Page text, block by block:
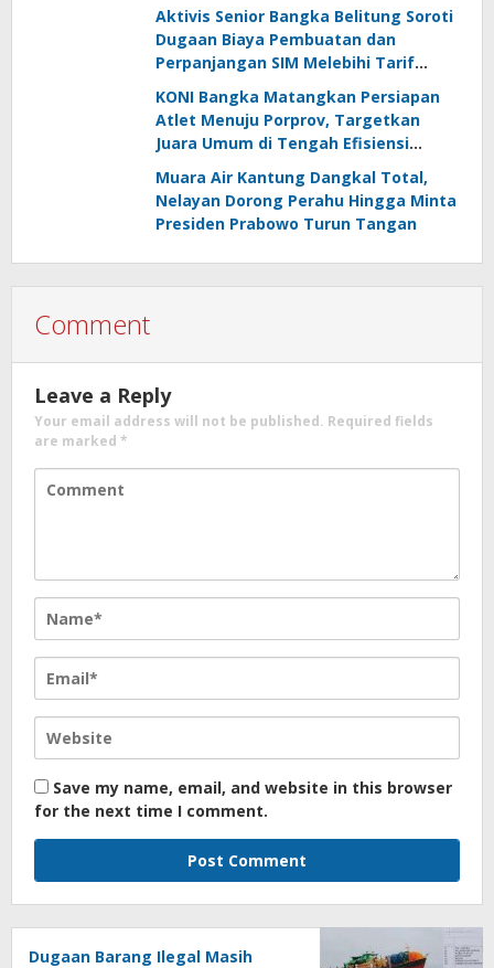
Panggilan
Aktivis Senior Bangka Belitung Soroti
Dugaan Biaya Pembuatan dan
Perpanjangan SIM Melebihi Tarif
Resmi, Kapolres Bangka Beri
Tanggapan
KONI Bangka Matangkan Persiapan
Atlet Menuju Porprov, Targetkan
Juara Umum di Tengah Efisiensi
Anggaran
Muara Air Kantung Dangkal Total,
Nelayan Dorong Perahu Hingga Minta
Presiden Prabowo Turun Tangan
Comment
Leave a Reply
Your email address will not be published. Required fields
are marked *
Save my name, email, and website in this browser
for the next time I comment.
Dugaan Barang Ilegal Masih